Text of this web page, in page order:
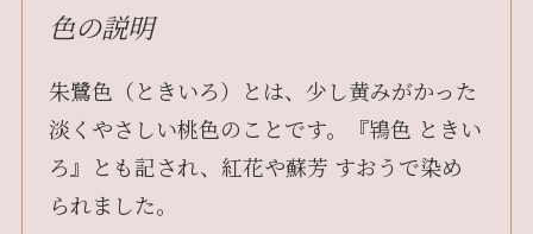
色の説明
朱鷺色（ときいろ）とは、少し黄みがかった
淡くやさしい桃色のことです。『鴇色 ときい
ろ』とも記され、紅花や蘇芳 すおうで染め
られました。